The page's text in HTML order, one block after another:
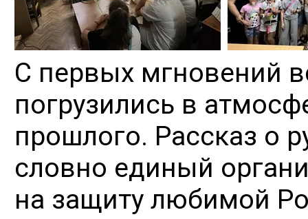
С первых мгновений
погрузились в
прошлого. Рассказ о
словно единый
на защиту любимой